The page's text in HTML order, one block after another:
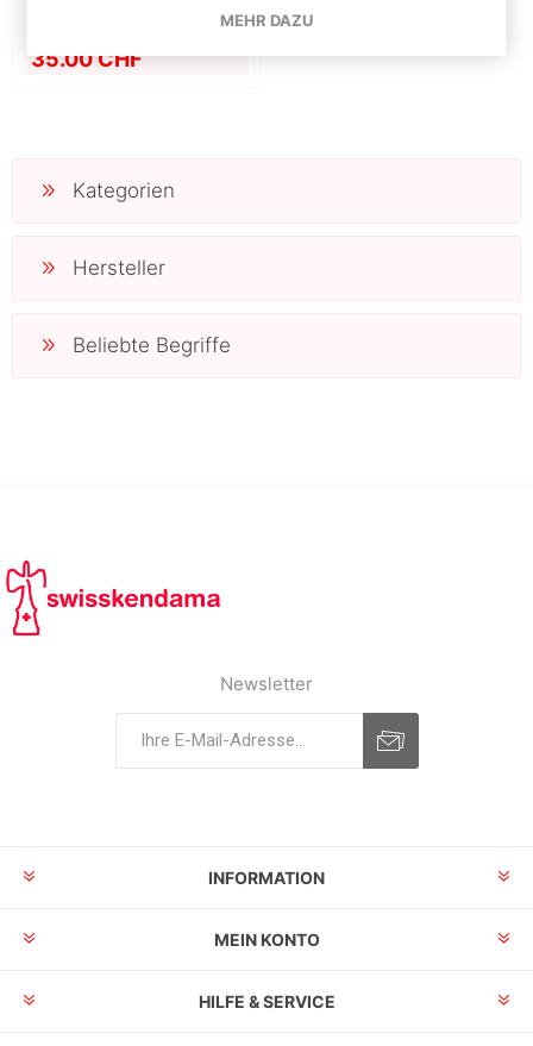
35.00 CHF
Kategorien
Hersteller
Beliebte Begriffe
Newsletter
INFORMATION
MEIN KONTO
HILFE & SERVICE
MEHR DAZU